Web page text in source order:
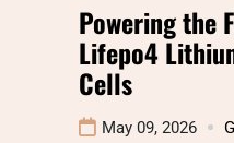
Powering the
Lifepo4
Cells
May 09, 2026